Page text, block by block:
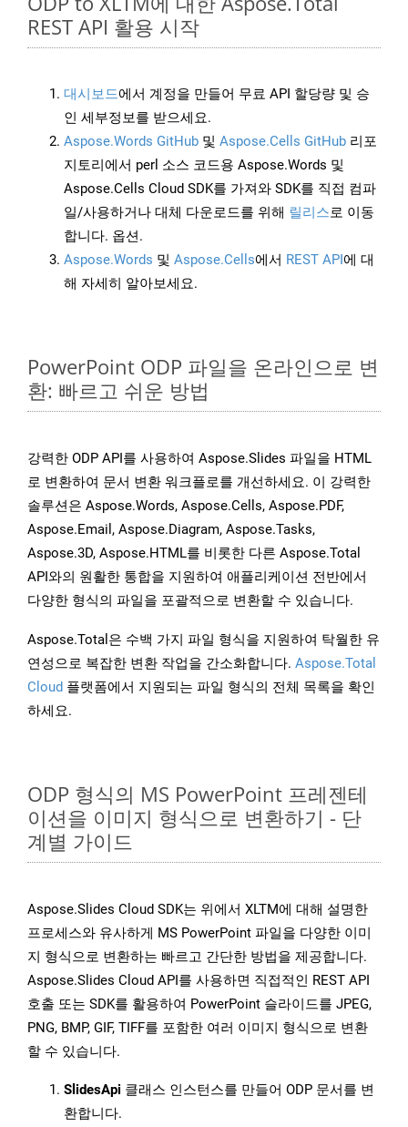
REST API 활용 시작
대시보드에서 계정을 만들어 무료 API 할당량 및 승
인 세부정보를 받으세요.
Aspose.Words GitHub 및 Aspose.Cells GitHub 리포
지토리에서 perl 소스 코드용 Aspose.Words 및
Aspose.Cells Cloud SDK를 가져와 SDK를 직접 컴파
일/사용하거나 대체 다운로드를 위해 릴리스로 이동
합니다. 옵션.
Aspose.Words 및 Aspose.Cells에서 REST API에 대
해 자세히 알아보세요.
PowerPoint ODP 파일을 온라인으로 변
환: 빠르고 쉬운 방법
강력한 ODP API를 사용하여 Aspose.Slides 파일을 HTML
로 변환하여 문서 변환 워크플로를 개선하세요. 이 강력한
솔루션은 Aspose.Words, Aspose.Cells, Aspose.PDF,
Aspose.Email, Aspose.Diagram, Aspose.Tasks,
Aspose.3D, Aspose.HTML를 비롯한 다른 Aspose.Total
API와의 원활한 통합을 지원하여 애플리케이션 전반에서
다양한 형식의 파일을 포괄적으로 변환할 수 있습니다.
Aspose.Total은 수백 가지 파일 형식을 지원하여 탁월한 유
연성으로 복잡한 변환 작업을 간소화합니다. Aspose.Total
Cloud 플랫폼에서 지원되는 파일 형식의 전체 목록을 확인
하세요.
ODP 형식의 MS PowerPoint 프레젠테
이션을 이미지 형식으로 변환하기 - 단
계별 가이드
Aspose.Slides Cloud SDK는 위에서 XLTM에 대해 설명한
프로세스와 유사하게 MS PowerPoint 파일을 다양한 이미
지 형식으로 변환하는 빠르고 간단한 방법을 제공합니다.
Aspose.Slides Cloud API를 사용하면 직접적인 REST API
호출 또는 SDK를 활용하여 PowerPoint 슬라이드를 JPEG,
PNG, BMP, GIF, TIFF를 포함한 여러 이미지 형식으로 변환
할 수 있습니다.
SlidesApi 클래스 인스턴스를 만들어 ODP 문서를 변
환합니다.